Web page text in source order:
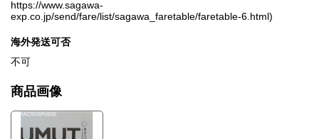
https://www.sagawa-
exp.co.jp/send/fare/list/sagawa_faretable/faretable-6.html)
海外発送可否
不可
商品画像